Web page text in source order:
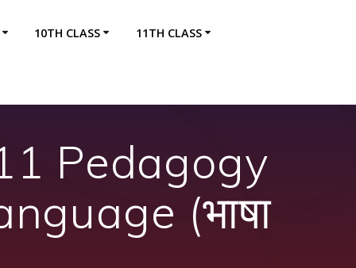
10TH CLASS 11TH CLASS
Pedagogy
(भाषा